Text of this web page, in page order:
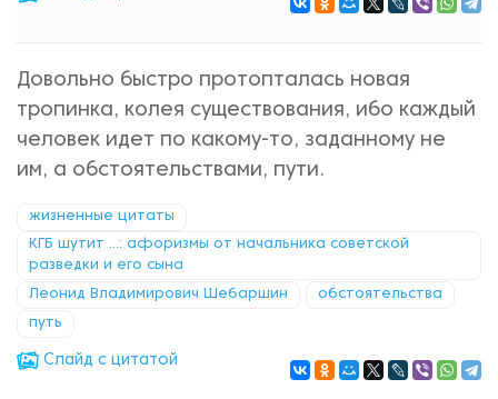
Довольно быстро протопталась новая
тропинка, колея существования, ибо каждый
человек идет по какому-то, заданному не
им, а обстоятельствами, пути.
жизненные цитаты
КГБ шутит ...: афоризмы от начальника советской
разведки и его сына
Леонид Владимирович Шебаршин обстоятельства
путь
Cлайд с цитатой